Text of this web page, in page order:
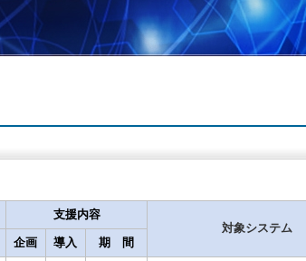
支援内容
対象システム
企画 導入
期 間